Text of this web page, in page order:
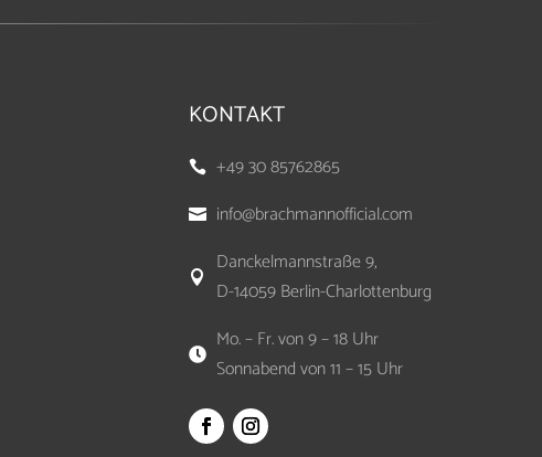
KONTAKT
 +49 30 85762865
 info@brachmannofficial.com

Danckelmannstraße 9,
D-14059 Berlin-Charlottenburg

Mo. – Fr. von 9 – 18 Uhr
Sonnabend von 11 – 15 Uhr